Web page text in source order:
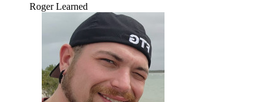
Roger Learned